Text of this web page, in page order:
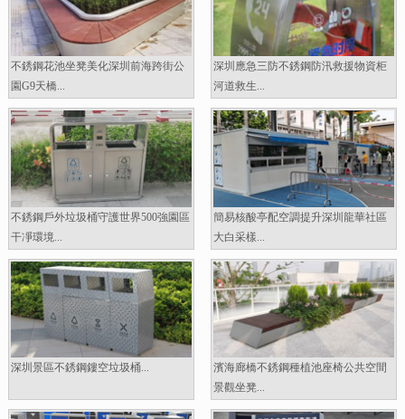
不銹鋼花池坐凳美化深圳前海跨街公
園G9天橋...
深圳應急三防不銹鋼防汛救援物資柜
河道救生...
不銹鋼戶外垃圾桶守護世界500強園區
干凈環境...
簡易核酸亭配空調提升深圳龍華社區
大白采樣...
深圳景區不銹鋼鏤空垃圾桶...
濱海廊橋不銹鋼種植池座椅公共空間
景觀坐凳...